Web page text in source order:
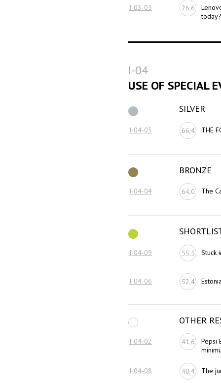
I-03-03 26,6
today?
I-04
USE OF SPECIAL
SILVER
I-04-03 66,4 THE
BRONZE
I-04-04 64,0 The
I-04-09 55,5 Stuck
I-04-06 52,4
OTHER
I-04-02 41,6
Pepsi
I-04-08 40,4 The